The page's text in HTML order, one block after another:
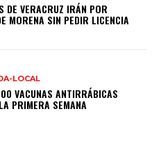
DE VERACRUZ IRÁN POR
MORENA SIN PEDIR LICENCIA
LOCAL
VACUNAS ANTIRRÁBICAS
PRIMERA SEMANA